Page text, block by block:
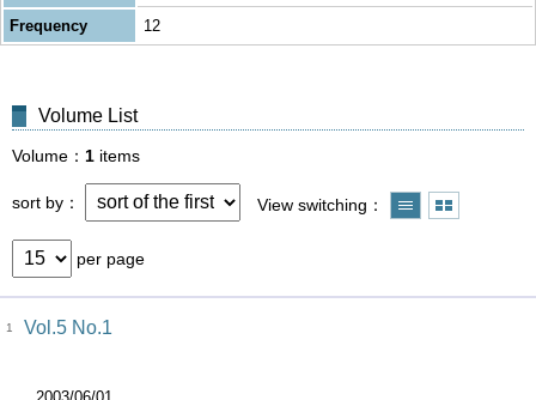
Frequency
12
Volume List
Volume 1 items
sort by View switching
per page
1 Vol.5 No.1